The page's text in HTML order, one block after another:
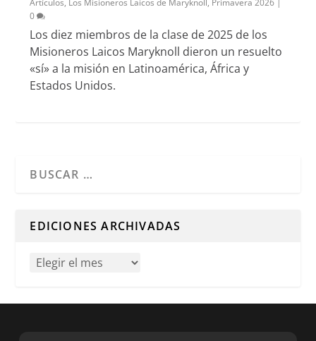
0
Los diez miembros de la clase de 2025 de los
Misioneros Laicos Maryknoll dieron un resuelto
«sí» a la misión en Latinoamérica, África y
Estados Unidos.
EDICIONES ARCHIVADAS